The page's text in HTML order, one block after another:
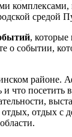
средой
,
о событии,
районе.
и что посетить
отдых с